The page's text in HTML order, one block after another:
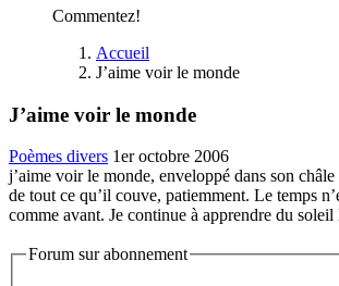
Commentez!
Accueil
J’aime voir le monde
J’aime voir le monde
Poèmes divers 1er octobre 2006
j’aime voir le monde, enveloppé dans son
de tout ce qu’il couve, patiemment. Le temps
comme avant. Je continue à apprendre du soleil
Forum sur abonnement